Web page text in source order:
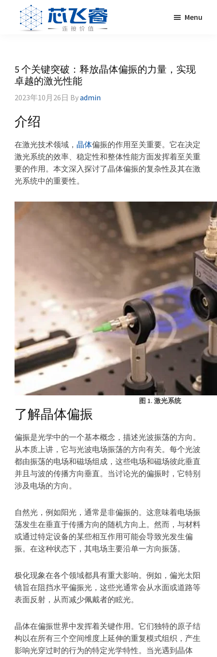
primary
primary
体，
非
线
晶
调
Q
晶
体，
光
器
Menu
5 个关键突破：释放晶体偏振的力量，实现
卓越的激光性能
2023年10月26日 Byadmin
介绍
在激光技术领域， 晶体偏振的作用至关重要。它在决定
激光系统的效率、稳定性和整体性能方面发挥着至关重
要的作用。本文深入探讨了晶体偏振的复杂性及其在激
光系统中的重要性。
图 1. 激光系统
了解晶体偏振
偏振是光学中的一个基本概念，描述光波振荡的方向。
从本质上讲，它与光波电场振荡的方向有关。每个光波
都由振荡的电场和磁场组成，这些电场和磁场彼此垂直
并且与波的传播方向垂直。当讨论光的偏振时，它特别
涉及电场的方向。
自然光，例如阳光，通常是非偏振的。这意味着电场振
荡发生在垂直于传播方向的随机方向上。然而，与材料
或通过特定设备的某些相互作用可能会导致光发生偏
振。在这种状态下，其电场主要沿单一方向振荡。
极化现象在各个领域都具有重大影响。例如，偏光太阳
镜旨在阻挡水平偏振光，这些光通常会从水面或道路等
表面反射，从而减少佩戴者的眩光。
晶体在偏振世界中发挥着关键作用。它们独特的原子结
构以在所有三个空间维度上延伸的重复模式组织，产生
影响光穿过时的行为的特定光学特性。当光遇到晶体